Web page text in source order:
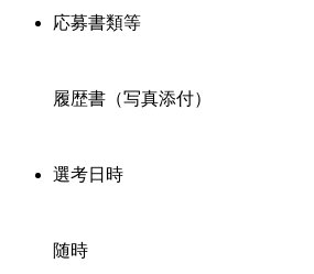
応募書類等
履歴書（写真添付）
選考日時
随時